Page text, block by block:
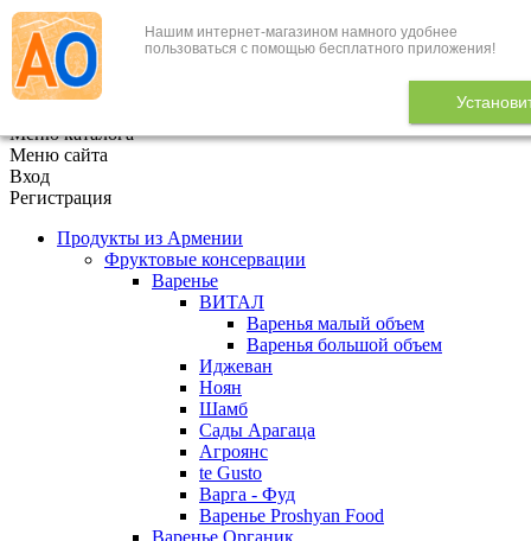
Нашим интернет-магазином намного удобнее
пользоваться с помощью бесплатного приложения!
+7 (495) 646-888-1
В корзине 0
Меню каталога
Меню сайта
Вход
Регистрация
Продукты из Армении
Фруктовые консервации
Варенье
ВИТАЛ
Варенья малый объем
Варенья большой объем
Иджеван
Ноян
Шамб
Сады Арагаца
Агроянс
te Gusto
Варга - Фуд
Варенье Proshyan Food
Варенье Органик